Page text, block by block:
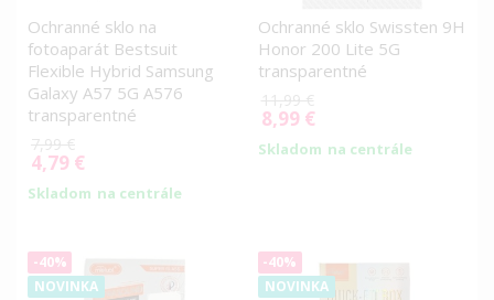
Ochranné sklo na
fotoaparát Bestsuit
Flexible Hybrid Samsung
Galaxy A57 5G A576
transparentné
7,99 €
Special
4,79 €
Skladom na centrále
Ochranné sklo Swissten 9H
Honor 200 Lite 5G
transparentné
11,99 €
Special
8,99 €
Skladom na centrále
-40%
NOVINKA
-40%
NOVINKA